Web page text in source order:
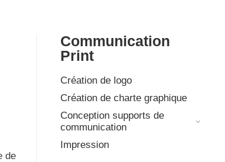
de
Communication
Print
Création de logo
Création de charte graphique
Conception supports de
communication
Impression